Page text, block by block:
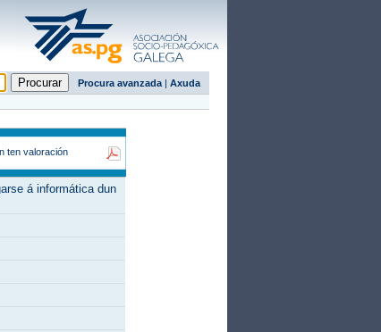
Procura avanzada | Axuda
ten valoración
á informática dun